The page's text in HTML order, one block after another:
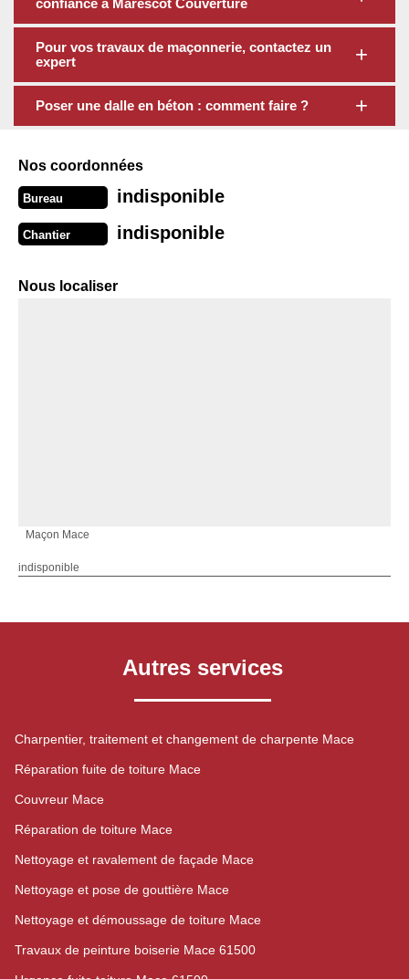
confiance à Marescot Couverture
Pour vos travaux de maçonnerie, contactez un
expert
Poser une dalle en béton : comment faire ?
Nos coordonnées
Bureau indisponible
Chantier indisponible
Nous localiser
Maçon Mace
indisponible
Autres services
Charpentier, traitement et changement de charpente Mace
Réparation fuite de toiture Mace
Couvreur Mace
Réparation de toiture Mace
Nettoyage et ravalement de façade Mace
Nettoyage et pose de gouttière Mace
Nettoyage et démoussage de toiture Mace
Travaux de peinture boiserie Mace 61500